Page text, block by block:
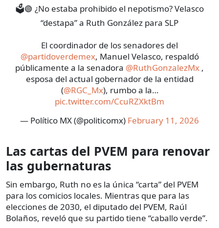
🗳️🟢 ¿No estaba prohibido el nepotismo? Velasco
“destapa” a Ruth González para SLP
El coordinador de los senadores del
@partidoverdemex, Manuel Velasco, respaldó
públicamente a la senadora @RuthGonzalezMx ,
esposa del actual gobernador de la entidad
(@RGC_Mx), rumbo a la…
pic.twitter.com/CcuRZXktBm
— Político MX (@politicomx) February 11, 2026
Las cartas del PVEM para renovar
las gubernaturas
Sin embargo, Ruth no es la única “carta” del PVEM
para los comicios locales. Mientras que para las
elecciones de 2030, el diputado del PVEM, Raúl
Bolaños, reveló que su partido tiene “caballo verde”.